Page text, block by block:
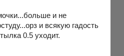
и не
и всякую гадость
0.5 уходит.